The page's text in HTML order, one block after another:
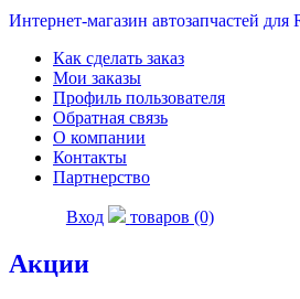
Интернет-магазин автозапчастей для
Как сделать заказ
Мои заказы
Профиль пользователя
Обратная связь
О компании
Контакты
Партнерство
Вход товаров (0)
Акции